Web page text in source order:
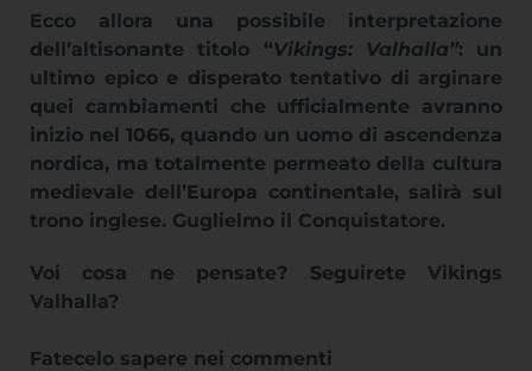
Ecco allora una possibile interpretazione
dell’altisonante titolo “Vikings: Valhalla”: un
ultimo epico e disperato tentativo di arginare
quei cambiamenti che ufficialmente avranno
inizio nel 1066, quando un uomo di ascendenza
nordica, ma totalmente permeato della cultura
medievale dell’Europa continentale, salirà sul
trono inglese. Guglielmo il Conquistatore.
Voi cosa ne pensate? Seguirete Vikings
Valhalla?
Fatecelo sapere nei commenti